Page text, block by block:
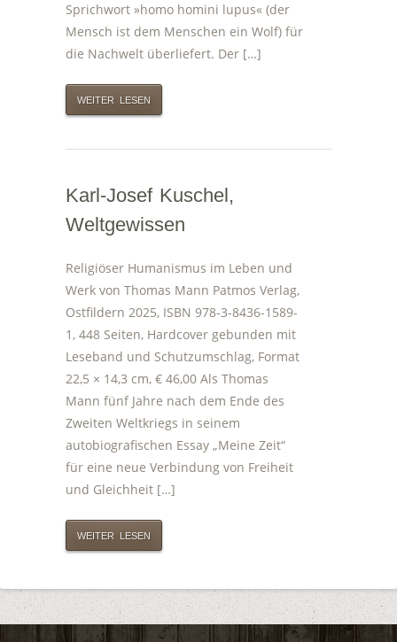
Sprichwort »homo homini lupus« (der
Mensch ist dem Menschen ein Wolf) für
die Nachwelt überliefert. Der […]
WEITER LESEN
Karl-Josef Kuschel,
Weltgewissen
Religiöser Humanismus im Leben und
Werk von Thomas Mann Patmos Verlag,
Ostfildern 2025, ISBN 978-3-8436-1589-
1, 448 Seiten, Hardcover gebunden mit
Leseband und Schutzumschlag, Format
22,5 × 14,3 cm, € 46,00 Als Thomas
Mann fünf Jahre nach dem Ende des
Zweiten Weltkriegs in seinem
autobiografischen Essay „Meine Zeit“
für eine neue Verbindung von Freiheit
und Gleichheit […]
WEITER LESEN